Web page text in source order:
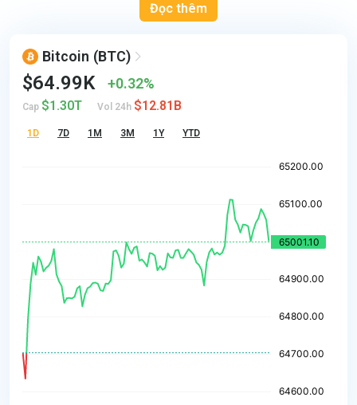
Đọc thêm
Bitcoin (BTC)
$64.99K 0.32%
Cap $1.30T Vol 24h $12.81B
1D 7D 1M 3M 1Y YTD